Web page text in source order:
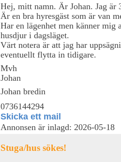
Hej, mitt namn. Är Johan. Jag är
Är en bra hyresgäst som är van
Har en lägenhet men känner
husdjur i dagsläget.
Värt notera är att jag har
eventuellt flytta in tidigare.
Mvh
Johan
Johan bredin
0736144294
Skicka ett mail
Annonsen är inlagd: 2026-05-18
Stuga/hus sökes!